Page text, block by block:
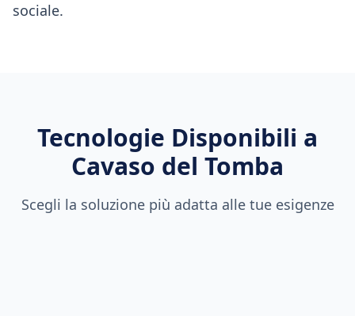
sociale.
Tecnologie Disponibili a
Cavaso del Tomba
Scegli la soluzione più adatta alle tue esigenze